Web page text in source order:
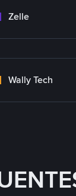
Zelle
Wally Tech